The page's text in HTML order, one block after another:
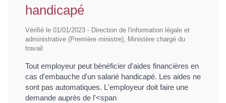
handicapé
Vérifié le 01/01/2023 - Direction de l'information légale et
administrative (Première ministre), Ministère chargé du
travail
Tout employeur peut bénéficier d'aides financières en
cas d'embauche d'un salarié handicapé. Les aides ne
sont pas automatiques. L'employeur doit faire une
demande auprès de l'<span